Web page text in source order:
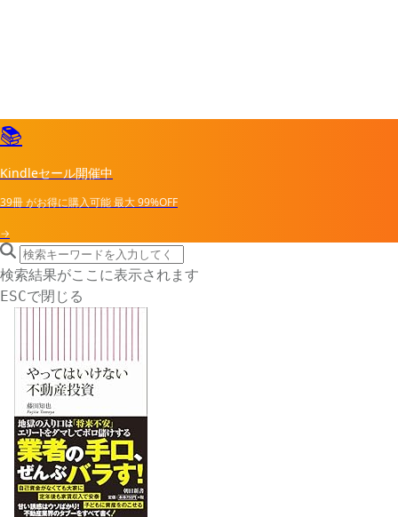
📚
Kindleセール開催中
39冊がお得に購入可能最大99%OFF
→
search icon
サイト内検索
検索結果がここに表示されます
ESCで閉じる